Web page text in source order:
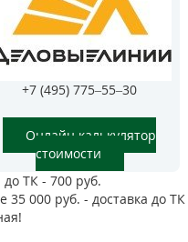
+7 (495) 775–55–30
Онлайн калькулятор
стоимости
ТК - 700 руб.
35 000 руб. - доставка до ТК